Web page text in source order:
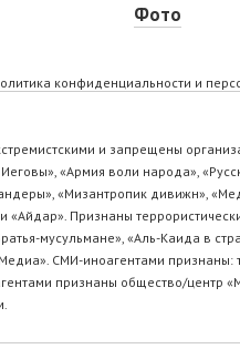
Фото
конфиденциальности и
и запрещены
«Армия воли народа»,
«Мизантропик дивижн»,
и «Айдар». Признаны
мусульмане», «Аль-Каида в
СМИ-иноагентами
признаны общество/центр